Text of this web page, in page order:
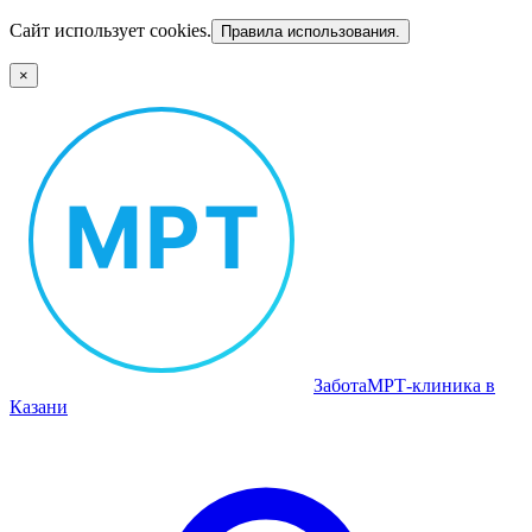
Сайт использует cookies. Правила использования.
×
ЗаботаМРТ‑клиника в
Казани